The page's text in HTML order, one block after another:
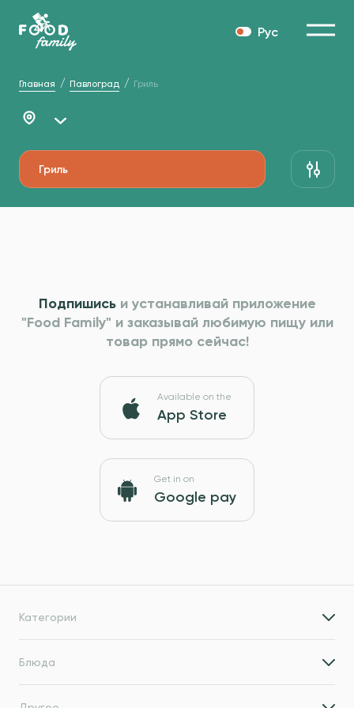
Рус
Главная Павлоград Гриль
Гриль
Подпишисьи устанавливай приложение
"Food Family" и заказывай любимую пищу или
товар прямо сейчас!
Available on the
App Store
Get in on
Google pay
Категории
Блюда